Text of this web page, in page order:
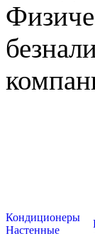
Кондиционеры
Настенные